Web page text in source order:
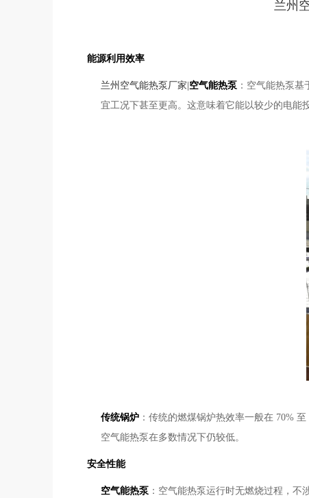
兰州
能源利用效率
兰州空气能热泵厂家| 空气能热泵：空气能热泵基
宜工况下甚至更高。这意味着它能以较少的电能
传统锅炉：传统的燃煤锅炉热效率一般在 70%
空气能热泵在多数情况下仍较低。
安全性能
空气能热泵：空气能热泵运行时无燃烧过程，不